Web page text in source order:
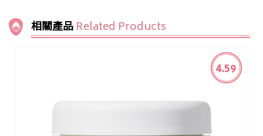
相關產品 Related Products
4.59